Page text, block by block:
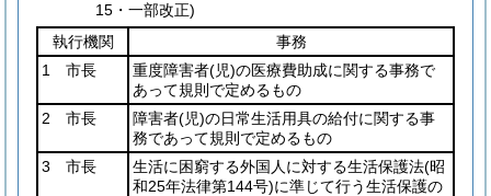
15・一部改正)
執行機関
事務
1 市長
重度障害者(児)の医療費助成に関する事務で
あって規則で定めるもの
2 市長
障害者(児)の日常生活用具の給付に関する事
務であって規則で定めるもの
3 市長
生活に困窮する外国人に対する生活保護法(昭
和25年法律第144号)に準じて行う生活保護の